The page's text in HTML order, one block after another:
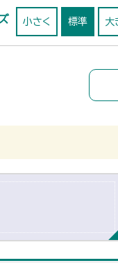
小さく 標準 大